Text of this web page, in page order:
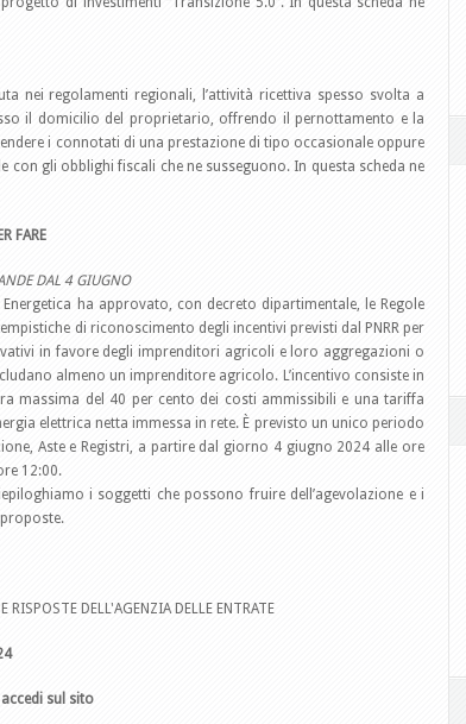
nei regolamenti regionali, l’attività ricettiva spesso svolta a
il domicilio del proprietario, offrendo il pernottamento e la
i connotati di una prestazione di tipo occasionale oppure
gli obblighi fiscali che ne susseguono. In questa scheda ne
FARE
DAL 4 GIUGNO
ha approvato, con decreto dipartimentale, le Regole
di riconoscimento degli incentivi previsti dal PNRR per
in favore degli imprenditori agricoli e loro aggregazioni o
almeno un imprenditore agricolo. L’incentivo consiste in
massima del 40 per cento dei costi ammissibili e una tariffa
elettrica netta immessa in rete. È previsto un unico periodo
Aste e Registri, a partire dal giorno 4 giugno 2024 alle ore
12:00.
i soggetti che possono fruire dell’agevolazione e i
DELL'AGENZIA DELLE ENTRATE
sul sito